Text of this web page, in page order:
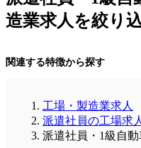
造業求人を絞り
関連する特徴から探す
工場・製造業求人
派遣社員の工場求人
派遣社員・1級自